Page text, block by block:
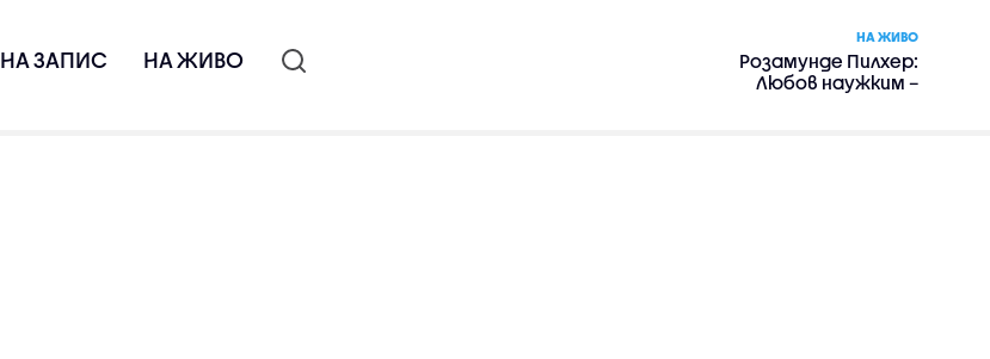
НА ЗАПИС НА ЖИВО
НА ЖИВО
Розамунде Пилхер:
Любов наужким –